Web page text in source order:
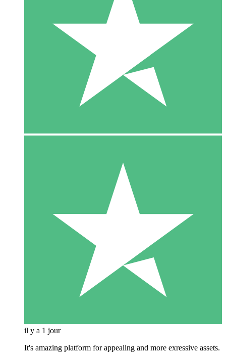
il y a 1 jour
It's amazing platform for appealing and more exressive assets.